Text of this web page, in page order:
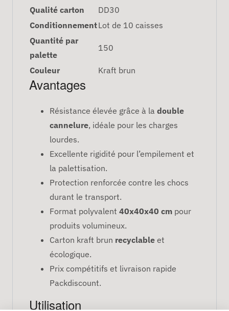
Qualité carton
DD30
ConditionnementLot de 10 caisses
Quantité par
palette
150
Couleur Kraft brun
Avantages
Résistance élevée grâce à la double
cannelure, idéale pour les charges
lourdes.
Excellente rigidité pour l’empilement et
la palettisation.
Protection renforcée contre les chocs
durant le transport.
Format polyvalent 40x40x40 cm pour
produits volumineux.
Carton kraft brun recyclable et
écologique.
Prix compétitifs et livraison rapide
Packdiscount.
Utilisation